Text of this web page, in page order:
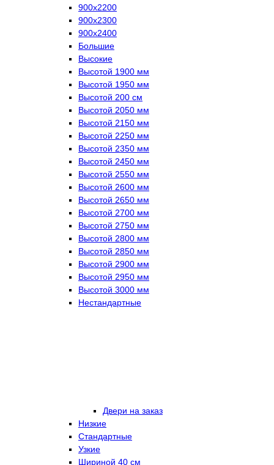
900х2200
900х2300
900х2400
Большие
Высокие
Высотой 1900 мм
Высотой 1950 мм
Высотой 200 см
Высотой 2050 мм
Высотой 2150 мм
Высотой 2250 мм
Высотой 2350 мм
Высотой 2450 мм
Высотой 2550 мм
Высотой 2600 мм
Высотой 2650 мм
Высотой 2700 мм
Высотой 2750 мм
Высотой 2800 мм
Высотой 2850 мм
Высотой 2900 мм
Высотой 2950 мм
Высотой 3000 мм
Нестандартные
Двери на заказ
Низкие
Стандартные
Узкие
Шириной 40 см